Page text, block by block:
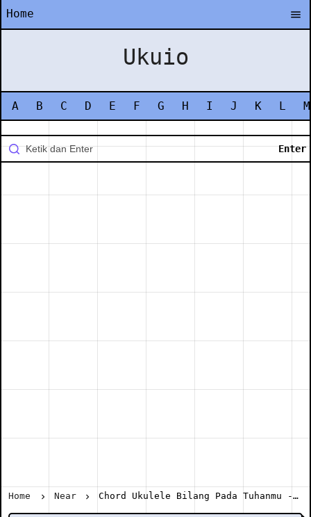
Home
Ukuio
A B C D E F G H I J K L M
Home Near Chord Ukulele Bilang Pada Tuhanmu - Near